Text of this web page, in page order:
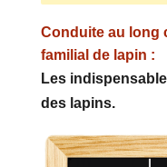
Conduite au long
familial de lapin :
Les
des lapins.